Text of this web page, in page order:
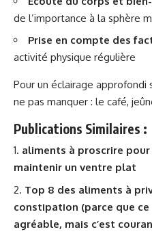
de l’importance à la sphère
Prise en compte des
activité physique régulière
Pour un éclairage approfondi
ne pas manquer : le café,
Publications Similaires :
aliments à proscrire
maintenir un ventre plat
Top 8 des aliments à
constipation (parce que ce
agréable, mais c’est